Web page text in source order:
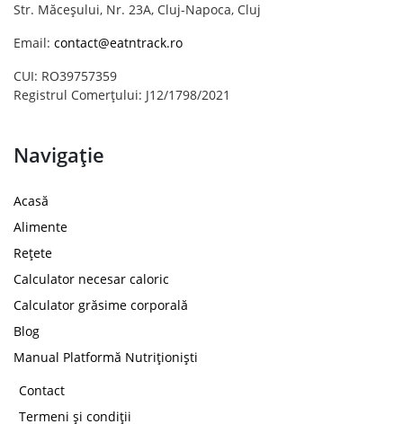
Str. Măceșului, Nr. 23A, Cluj-Napoca, Cluj
Email: contact@eatntrack.ro
CUI: RO39757359
Registrul Comerțului: J12/1798/2021
Navigație
Acasă
Alimente
Rețete
Calculator necesar caloric
Calculator grăsime corporală
Blog
Manual Platformă Nutriționiști
Contact
Termeni și condiții